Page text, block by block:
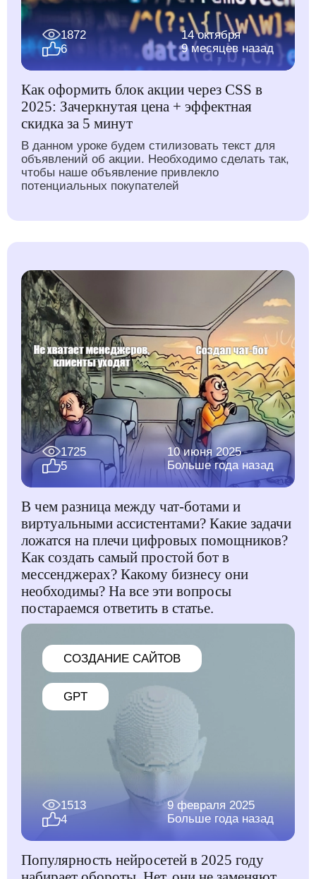
1872
6
14 октября
9 месяцев назад
Как оформить блок акции через CSS в
2025: Зачеркнутая цена + эффектная
скидка за 5 минут
В данном уроке будем стилизовать текст для
объявлений об акции. Необходимо сделать так,
чтобы наше объявление привлекло
потенциальных покупателей
1725
5
10 июня 2025
Больше года назад
В чем разница между чат-ботами и
виртуальными ассистентами? Какие задачи
ложатся на плечи цифровых помощников?
Как создать самый простой бот в
мессенджерах? Какому бизнесу они
необходимы? На все эти вопросы
постараемся ответить в статье.
CОЗДАНИЕ САЙТОВ
GPT
1513
4
9 февраля 2025
Больше года назад
Популярность нейросетей в 2025 году